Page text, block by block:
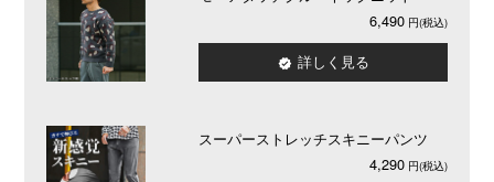
6,490
詳しく見る
スーパーストレッチスキニーパンツ
4,290